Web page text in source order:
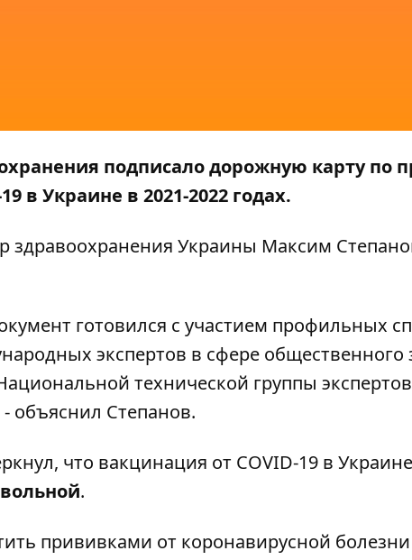
подписало дорожную карту по
в Украине в 2021-2022 годах.
здравоохранения Украины Максим
готовился с участием профильных
экспертов в сфере общественного
технической группы
объяснил Степанов.
что вакцинация от COVID-19 в Украине
.
прививками от коронавирусной